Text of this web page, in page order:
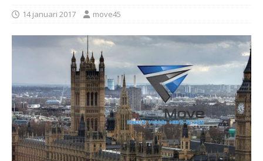
14 januari 2017 move45